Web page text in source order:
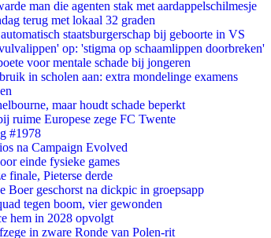
man die agenten stak met aardappelschilmesje
terug met lokaal 32 graden
staatsburgerschap bij geboorte in VS
op: 'stigma op schaamlippen doorbreken'
voor mentale schade bij jongeren
in scholen aan: extra mondelinge examens
maar houdt schade beperkt
ruime Europese zege FC Twente
#1978
na Campaign Evolved
einde fysieke games
finale, Pieterse derde
Boer geschorst na dickpic in groepsapp
tegen boom, vier gewonden
hem in 2028 opvolgt
in zware Ronde van Polen-rit